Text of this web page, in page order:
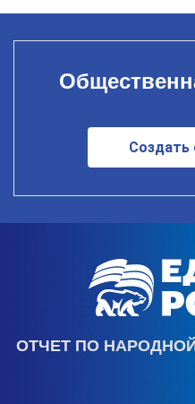
Создать
ОТЧЕТ ПО НАРОДНОЙ